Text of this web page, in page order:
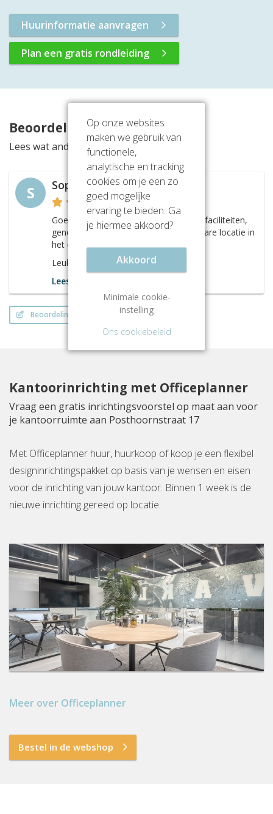
Huurinformatie aanvragen
Plan een gratis rondleiding
Beoordelingen
Lees wat anderen vinden van deze locatie
S Sophie Tesselman
Goede prijs-kwaliteitsverhouding, fijne faciliteiten,
genoeg parkeerplekken en een bereikbare locatie in
het centrum.
Leuke plek om te huren
Lees meer
Beoordeling schrijven
Kantoorinrichting met Officeplanner
Vraag een gratis inrichtingsvoorstel op maat aan voor
je kantoorruimte aan Posthoornstraat 17
Met Officeplanner huur, huurkoop of koop je een flexibel
designinrichtingspakket op basis van je wensen en eisen
voor de inrichting van jouw kantoor. Binnen 1 week is de
nieuwe inrichting gereed op locatie.
Meer over Officeplanner
Bestel in de webshop
Op onze websites
maken we gebruik van
functionele,
analytische en tracking
cookies om je een zo
goed mogelijke
ervaring te bieden. Ga
je hiermee akkoord?
Akkoord
Minimale cookie-
instelling
Ons cookiebeleid